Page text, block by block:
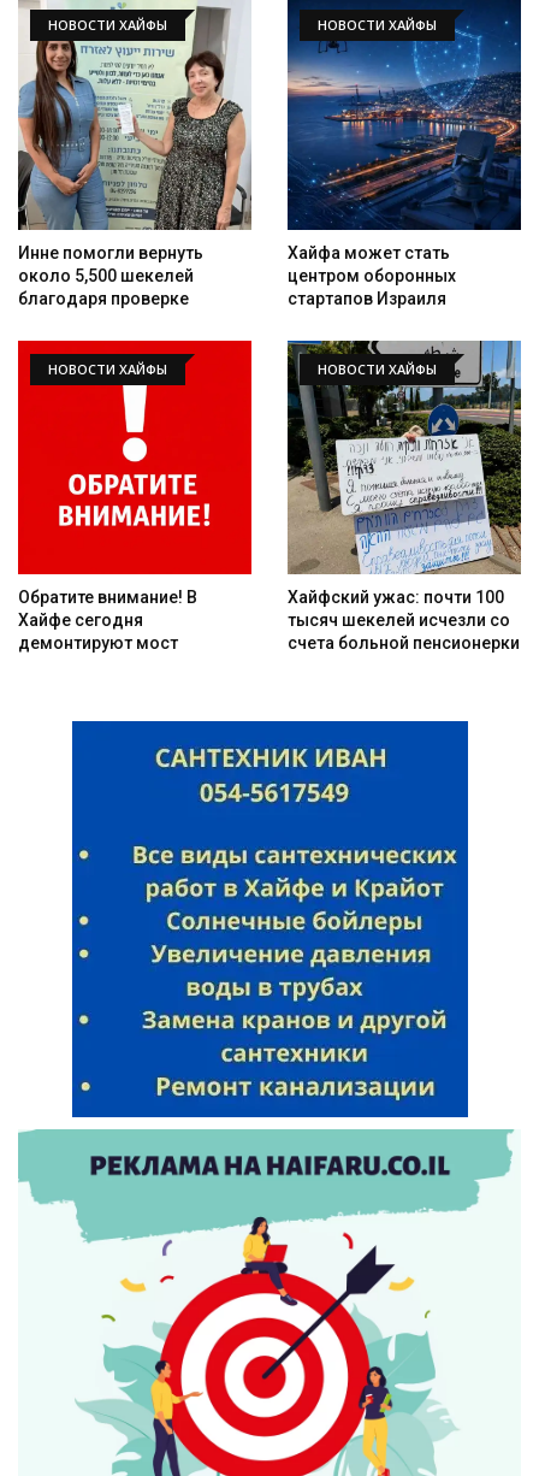
НОВОСТИ ХАЙФЫ
Инне помогли вернуть
около 5,500 шекелей
благодаря проверке
НОВОСТИ ХАЙФЫ
Хайфа может стать
центром оборонных
стартапов Израиля
НОВОСТИ ХАЙФЫ
Обратите внимание! В
Хайфе сегодня
демонтируют мост
НОВОСТИ ХАЙФЫ
Хайфский ужас: почти 100
тысяч шекелей исчезли со
счета больной пенсионерки